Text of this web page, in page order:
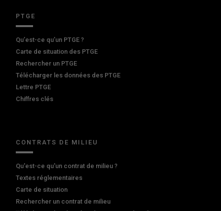
PTGE
Qu’est-ce qu’un PTGE ?
Carte de situation des PTGE
Rechercher un PTGE
Télécharger les données des PTGE
Lettre PTGE
Chiffres clés
CONTRATS DE MILIEU
Qu'est-ce qu'un contrat de milieu ?
Textes réglementaires
Carte de situation
Rechercher un contrat de milieu